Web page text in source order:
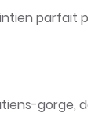
parfait
gorge,